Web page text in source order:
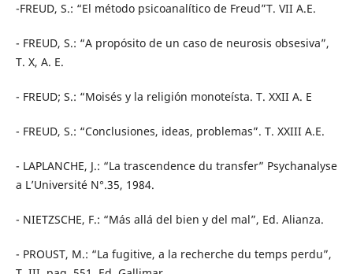
-FREUD, S.: “El método psicoanalítico de Freud”T. VII A.E.
- FREUD, S.: “A propósito de un caso de neurosis obsesiva”,
T. X, A. E.
- FREUD; S.: “Moisés y la religión monoteísta. T. XXII A. E
- FREUD, S.: “Conclusiones, ideas, problemas”. T. XXIII A.E.
- LAPLANCHE, J.: “La trascendence du transfer” Psychanalyse
a L’Université N°.35, 1984.
- NIETZSCHE, F.: “Más allá del bien y del mal”, Ed. Alianza.
- PROUST, M.: “La fugitive, a la recherche du temps perdu”,